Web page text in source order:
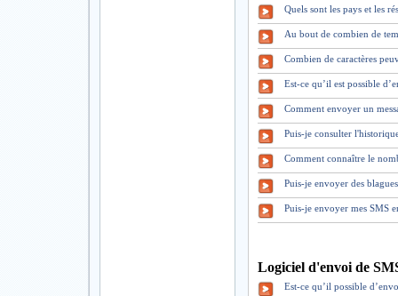
Quels sont les pays et les
Au bout de combien de
Combien de caractères
Est-ce qu’il est possible
Comment envoyer un
Puis-je consulter
Comment connaître le
Puis-je envoyer des
Puis-je envoyer mes SMS
Logiciel d'envoi de
Est-ce qu’il possible